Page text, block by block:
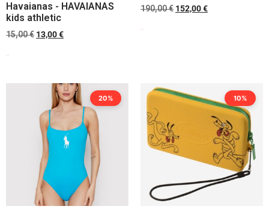
Havaianas - HAVAIANAS
kids athletic
15,00€ 13,00€
190,00€ 152,00€
20% 10%